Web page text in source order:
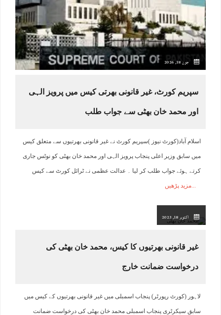
جون 18, 2026
سپریم کورٹ، غیر قانونی بھرتی کیس میں پرویز الہی
اور محمد خان بھٹی سے جواب طلب
اسلام آباد(کورٹ نیوز )سپریم کورٹ نے غیر قانونی بھرتیوں سے متعلق کیس
میں سابق وزیر اعلی پنجاب پرویز الہی اور محمد خان بھٹی کو نوٹس جاری
کرتے ہوئے جواب طلب کر لیا ۔ عدالت عظمی نے ٹرائل کورٹ سے کیس
مزید پڑھیں
اکتوبر 18, 2023
غیر قانونی بھرتیوں کا کیس، محمد خان بھٹی کی
درخواست ضمانت خارج
لاہور (کورٹ رپورٹر) پنجاب اسمبلی میں غیر قانونی بھرتیوں کے کیس میں
سابق سیکرٹری پنجاب اسمبلی محمد خان بھٹی کی درخواست ضمانت